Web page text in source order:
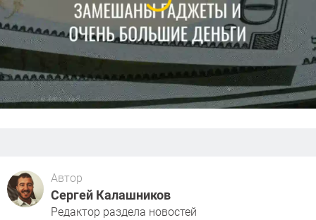
Автор
Сергей Калашников
Редактор раздела новостей